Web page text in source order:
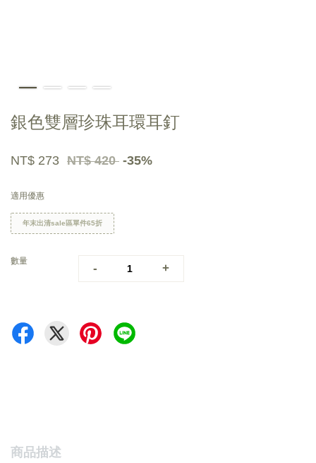
銀色雙層珍珠耳環耳釘
NT$ 273 NT$ 420 -35%
適用優惠
年末出清sale區單件65折
數量
- +
商品描述